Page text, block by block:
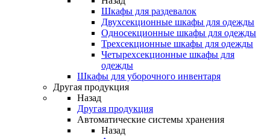
Шкафы для раздевалок
Двухсекционные шкафы для одежды
Односекционные шкафы для одежды
Трехсекционные шкафы для одежды
Четырехсекционные шкафы для
одежды
Шкафы для уборочного инвентаря
Другая продукция
Назад
Другая продукция
Автоматические системы хранения
Назад